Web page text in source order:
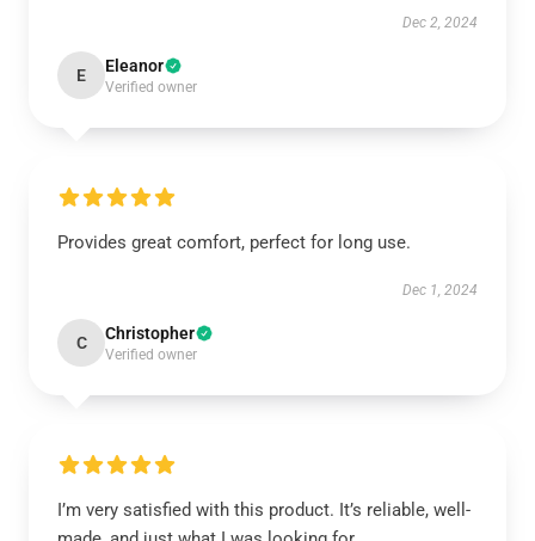
Dec 2, 2024
E Eleanor
Verified owner
Provides great comfort, perfect for long use.
Dec 1, 2024
C Christopher
Verified owner
I’m very satisfied with this product. It’s reliable, well-